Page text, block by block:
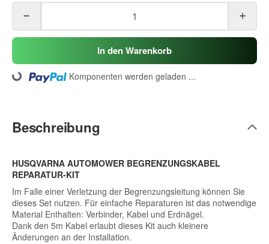
In den Warenkorb
Loading... Komponenten werden geladen ...
Beschreibung
HUSQVARNA AUTOMOWER BEGRENZUNGSKABEL
REPARATUR-KIT
Im Falle einer Verletzung der Begrenzungsleitung können Sie
dieses Set nutzen. Für einfache Reparaturen ist das notwendige
Material Enthalten: Verbinder, Kabel und Erdnägel.
Dank den 5m Kabel erlaubt dieses Kit auch kleinere
Änderungen an der Installation.